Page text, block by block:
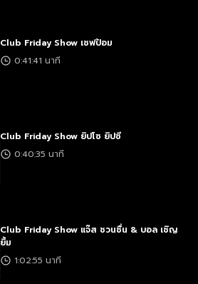
Club Friday Show เชฟป้อม
0:41:41 นาที
Club Friday Show ยิปโซ ยิปซี
0:40:35 นาที
Club Friday Show แจ๊ส ชวนชื่น & บอล เชิญ
ยิ้ม
1:02:55 นาที